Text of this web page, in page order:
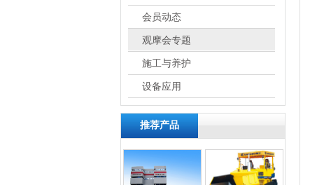
会员动态
观摩会专题
施工与养护
设备应用
推荐产品